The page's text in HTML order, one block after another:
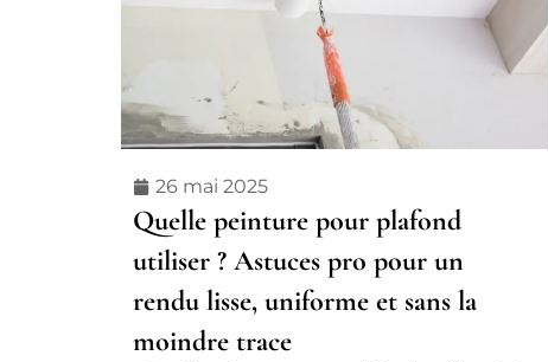
26 mai 2025
Quelle peinture pour plafond
utiliser ? Astuces pro pour un
rendu lisse, uniforme et sans la
moindre trace